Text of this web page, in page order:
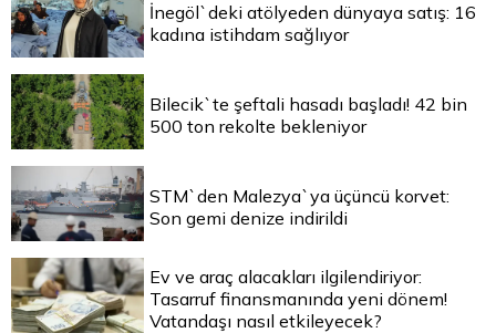
İnegöl`deki atölyeden dünyaya satış: 16
kadına istihdam sağlıyor
Bilecik`te şeftali hasadı başladı! 42 bin
500 ton rekolte bekleniyor
STM`den Malezya`ya üçüncü korvet:
Son gemi denize indirildi
Ev ve araç alacakları ilgilendiriyor:
Tasarruf finansmanında yeni dönem!
Vatandaşı nasıl etkileyecek?